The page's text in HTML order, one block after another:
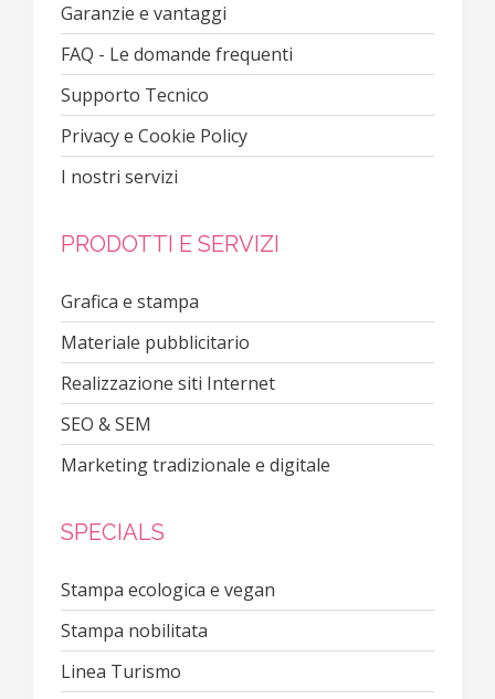
Garanzie e vantaggi
FAQ - Le domande frequenti
Supporto Tecnico
Privacy e Cookie Policy
I nostri servizi
PRODOTTI E SERVIZI
Grafica e stampa
Materiale pubblicitario
Realizzazione siti Internet
SEO & SEM
Marketing tradizionale e digitale
SPECIALS
Stampa ecologica e vegan
Stampa nobilitata
Linea Turismo